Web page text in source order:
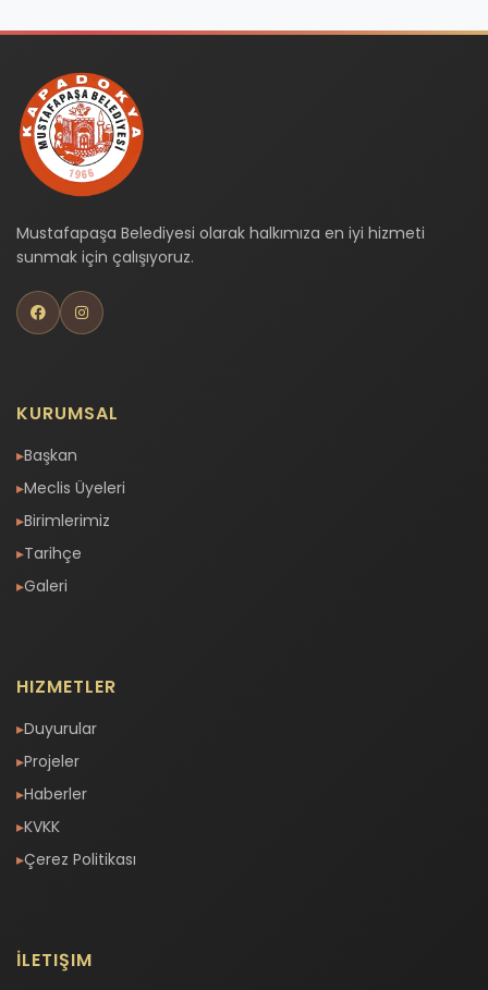
Mustafapaşa Belediyesi olarak halkımıza en iyi hizmeti
sunmak için çalışıyoruz.
KURUMSAL
Başkan
Meclis Üyeleri
Birimlerimiz
Tarihçe
Galeri
HIZMETLER
Duyurular
Projeler
Haberler
KVKK
Çerez Politikası
İLETIŞIM